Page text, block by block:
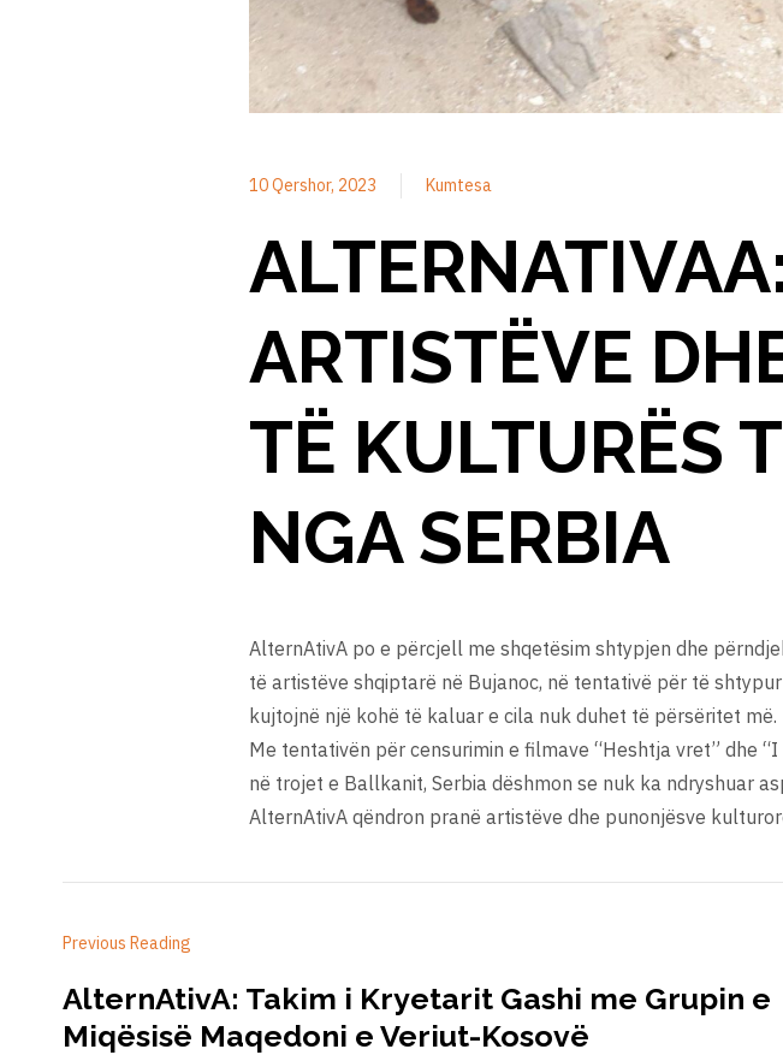
10 Qershor, 2023 Kumtesa
ARTISTËVE
TË KULTURËS
NGA SERBIA
AlternAtivA po e përcjell me shqetësim shtypjen dhe
të artistëve shqiptarë në Bujanoc, në tentativë për të
kujtojnë një kohë të kaluar e cila nuk duhet të përsëritet më.
Me tentativën për censurimin e filmave “Heshtja vret” dhe
në trojet e Ballkanit, Serbia dëshmon se nuk ka ndryshuar
AlternAtivA qëndron pranë artistëve dhe punonjësve
Previous Reading
AlternAtivA: Takim i Kryetarit Gashi me Grupin e
Miqësisë Maqedoni e Veriut-Kosovë